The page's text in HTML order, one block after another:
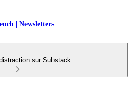
| Newsletters
sur Substack